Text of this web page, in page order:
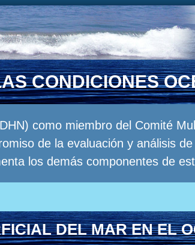
CONDICIONES
como miembro del Comité
de la evaluación y análisis
los demás componentes de
DEL MAR EN EL